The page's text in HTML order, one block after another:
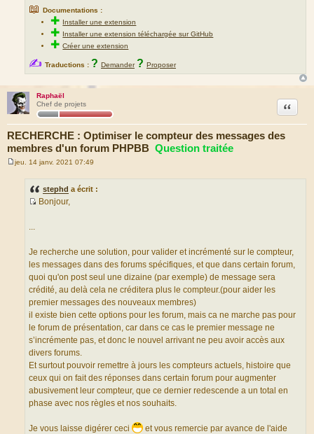
📖 Documentations :
✚ Installer une extension
✚ Installer une extension téléchargée sur GitHub
✚Créer une extension
✍ Traductions : ? Demander ? Proposer
Raphaël
Chef de projets
RECHERCHE : Optimiser le compteur des messages des
membres d'un forum PHPBB Question traitée
Citation
M
jeu. 14 janv. 2021 07:49
stephd a écrit :
r
c
e
d
u
m
e
s
s
a
g
e
Bonjour,
...
Je recherche une solution, pour valider et incrémenté sur le compteur,
les messages dans des forums spécifiques, et que dans certain forum,
quoi qu'on post seul une dizaine (par exemple) de message sera
crédité, au delà cela ne créditera plus le compteur.(pour aider les
premier messages des nouveaux membres)
il existe bien cette options pour les forum, mais ca ne marche pas pour
le forum de présentation, car dans ce cas le premier message ne
s’incrémente pas, et donc le nouvel arrivant ne peu avoir accès aux
divers forums.
Et surtout pouvoir remettre à jours les compteurs actuels, histoire que
ceux qui on fait des réponses dans certain forum pour augmenter
abusivement leur compteur, que ce dernier redescende a un total en
phase avec nos règles et nos souhaits.
Je vous laisse digérer ceci
et vous remercie par avance de l'aide